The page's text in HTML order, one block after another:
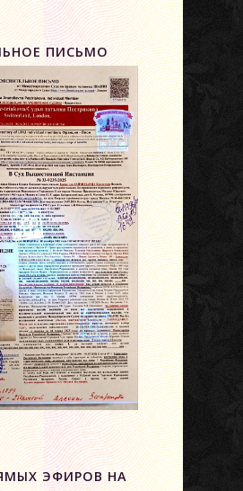
ПИСЬМО
ЭФИРОВ НА